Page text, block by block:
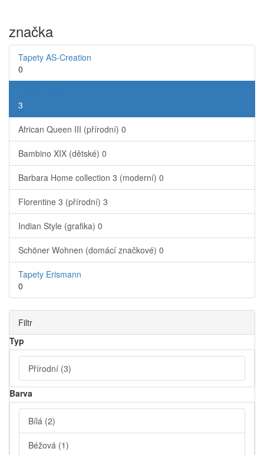
značka
Tapety AS-Creation
0
3
African Queen III (přírodní) 0
Bambino XIX (dětské) 0
Barbara Home collection 3 (moderní) 0
Florentine 3 (přírodní) 3
Indian Style (grafika) 0
Schöner Wohnen (domácí značkové) 0
Tapety Erismann
0
Filtr
Typ
Přírodní (3)
Barva
Bílá (2)
Béžová (1)